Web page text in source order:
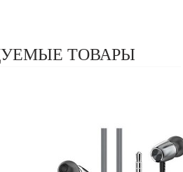
ТОВАРЫ